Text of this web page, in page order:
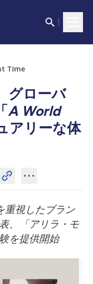
Time
グローバ
A World
アリーな体
重視したブラン
、「アリラ・モ
を提供開始